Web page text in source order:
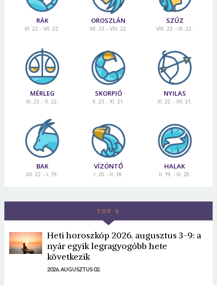
RÁK
VI. 22. - VII. 22.
OROSZLÁN
VII. 23. - VIII. 22.
SZŰZ
VIII. 23. - IX. 22.
MÉRLEG
IX. 23. - X. 22.
SKORPIÓ
X. 23. - XI. 21.
NYILAS
XI. 22. - XII. 21.
BAK
XII. 22. - I. 19.
VÍZÖNTŐ
I. 20. - II. 18.
HALAK
II. 19. - III. 20.
TOP 5
Heti horoszkóp 2026. augusztus 3-9: a
nyár egyik legragyogóbb hete
következik
2026. AUGUSZTUS 02.